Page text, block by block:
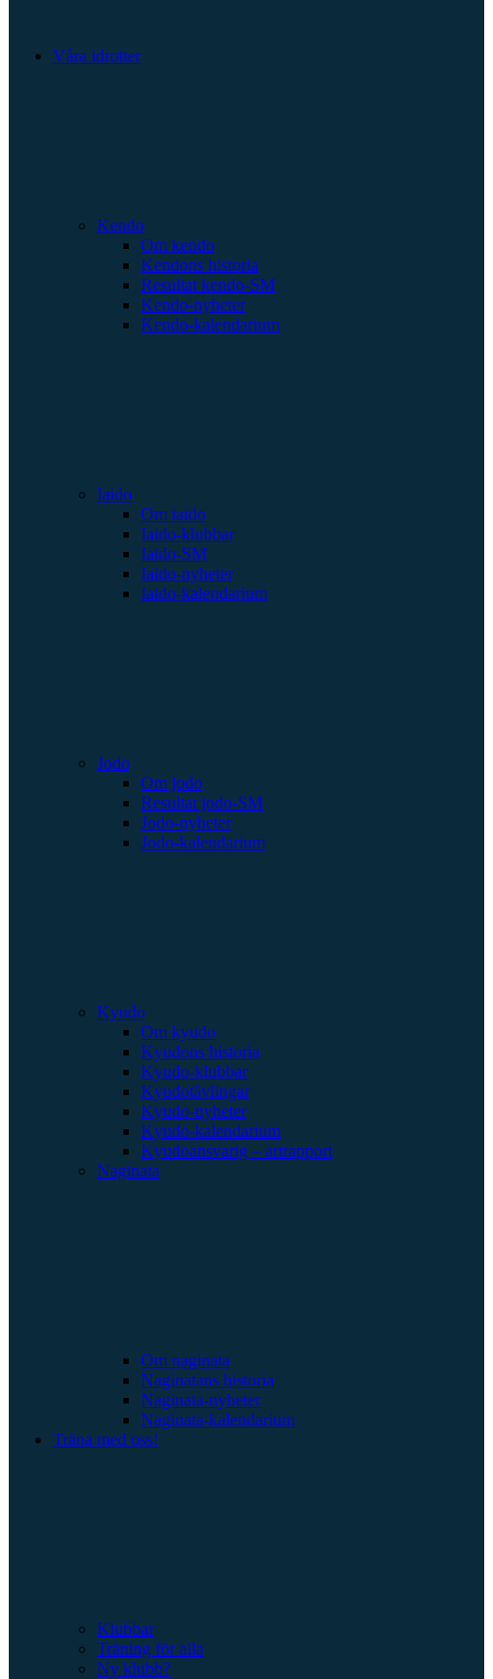
Våra idrotter
Kendo
Om kendo
Kendons historia
Resultat kendo-SM
Kendo-nyheter
Kendo-kalendarium
Iaido
Om iaido
Iaido-klubbar
Iaido-SM
Iaido-nyheter
Iaido-kalendarium
Jodo
Om jodo
Resultat jodo-SM
Jodo-nyheter
Jodo-kalendarium
Kyudo
Om kyudo
Kyudons historia
Kyudo-klubbar
Kyudotävlingar
Kyudo-nyheter
Kyudo-kalendarium
Kyudoansvarig – artrapport
Naginata
Om naginata
Naginatans historia
Naginata-nyheter
Naginata-kalendarium
Träna med oss!
Klubbar
Träning för alla
Ny klubb?